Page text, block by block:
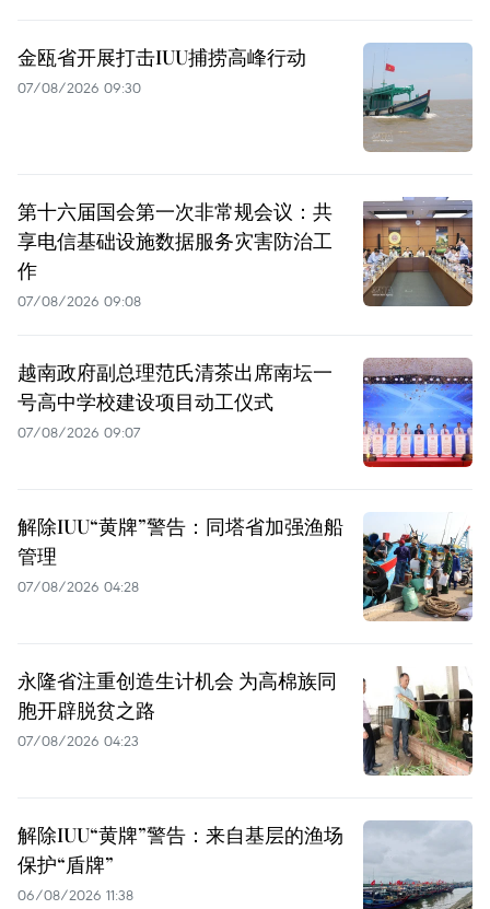
金瓯省开展打击IUU捕捞高峰行动
07/08/2026 09:30
第十六届国会第一次非常规会议：共
享电信基础设施数据服务灾害防治工
作
07/08/2026 09:08
越南政府副总理范氏清茶出席南坛一
号高中学校建设项目动工仪式
07/08/2026 09:07
解除IUU“黄牌”警告：同塔省加强渔船
管理
07/08/2026 04:28
永隆省注重创造生计机会 为高棉族同
胞开辟脱贫之路
07/08/2026 04:23
解除IUU“黄牌”警告：来自基层的渔场
保护“盾牌”
06/08/2026 11:38